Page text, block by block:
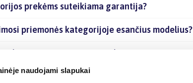
naudojami slapukai
prekėms suteikiama garantija?
priemonės kategorijoje esančius modelius?
kategorijoje esančias prekes internetu?